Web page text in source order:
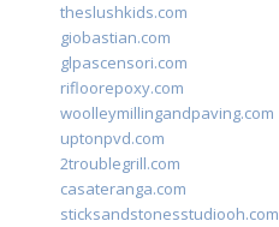
theslushkids.com
giobastian.com
glpascensori.com
rifloorepoxy.com
woolleymillingandpaving.com
uptonpvd.com
2troublegrill.com
casateranga.com
sticksandstonesstudiooh.com